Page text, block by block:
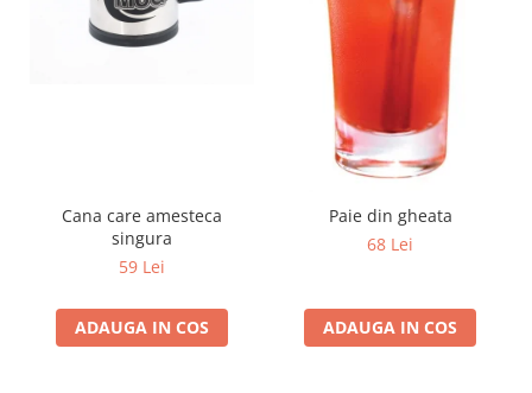
Cana care amesteca
singura
59 Lei
ADAUGA IN COS
Paie din gheata
68 Lei
ADAUGA IN COS